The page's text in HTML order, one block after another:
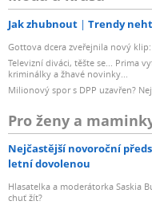
Jak zhubnout Trendy
Gottova dcera zveřejnila nový
Televizní diváci, těšte se... Prima
kriminálky a žhavé novinky...
Milionový spor s DPP uzavřen?
Pro ženy a
Nejčastější novoroční
letní dovolenou
Hlasatelka a moderátorka Saskia
chuť žít?